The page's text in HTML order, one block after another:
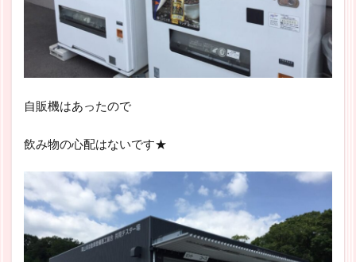
自販機はあったので
飲み物の心配はないです★